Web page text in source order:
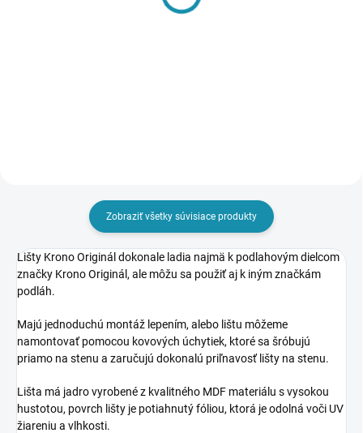
Zobraziť všetky súvisiace produkty
Lišty Krono Originál dokonale ladia najmä k podlahovým dielcom
značky Krono Originál, ale môžu sa použiť aj k iným značkám
podláh.
Majú jednoduchú montáž lepením, alebo lištu môžeme
namontovať pomocou kovových úchytiek, ktoré sa šróbujú
priamo na stenu a zaručujú dokonalú priľnavosť lišty na stenu.
Lišta má jadro vyrobené z kvalitného MDF materiálu s vysokou
hustotou, povrch lišty je potiahnutý fóliou, ktorá je odolná voči UV
žiareniu a vlhkosti.